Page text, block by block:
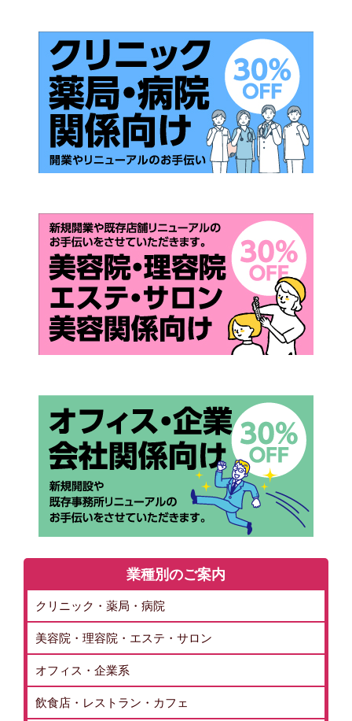
業種別のご案内
クリニック・薬局・病院
美容院・理容院・エステ・サロン
オフィス・企業系
飲食店・レストラン・カフェ